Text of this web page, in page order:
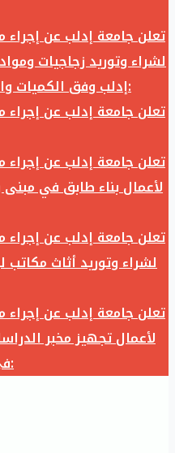
تعلن جامعة إدلب عن
لشراء وتوريد زجاجيات
إدلب وفق الكميات والمواصفات المحددة أدناه:
تعلن جامعة إدلب عن
تعلن جامعة إدلب عن
لأعمال بناء طابق في
تعلن جامعة إدلب عن
لشراء وتوريد أثاث
تعلن جامعة إدلب عن
لأعمال تجهيز مخبر
في جامعة ادلب وفق الآتي: